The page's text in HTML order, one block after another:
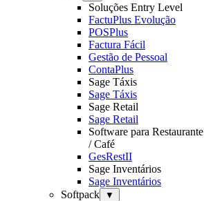
Soluções Entry Level
FactuPlus Evolução
POSPlus
Factura Fácil
Gestão de Pessoal
ContaPlus
Sage Táxis
Sage Táxis
Sage Retail
Sage Retail
Software para Restaurante
/ Café
GesRestII
Sage Inventários
Sage Inventários
Softpack
▼